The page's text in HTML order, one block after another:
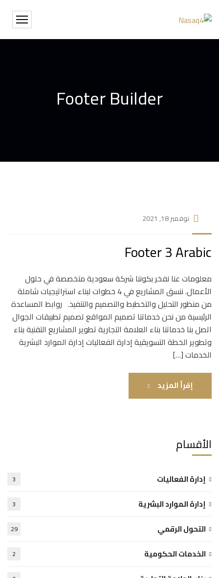
Footer Builder
نوفمبر 18, 2021
Footer 3 Arabic
معلومات عنا نفخر بكوننا شركة سعودية متخصصة في حلول
الأعمال. ننسق المشاريع في 4 خطوات لبناء استراتيجيات شاملة
من منظور التحليل والتخطيط والتصميم والتنفيذ. روابط المساعدة
الرئيسية من نحن خدماتنا تصميم المواقع تصميم تطبيقات الجوال
اتصل بنا خدماتنا بناء العلامة التجارية تطوير المشاريع التقنية بناء
وتطوير الخطة التسويقية إدارة الفعاليات إدارة الموارد البشرية
الخدمات […]
إقرأ المزيد
الأقسام
إدارة الفعاليات 3
إدارة الموارد البشرية 3
التحول الرقمي 29
الخدمات الحكومية 2